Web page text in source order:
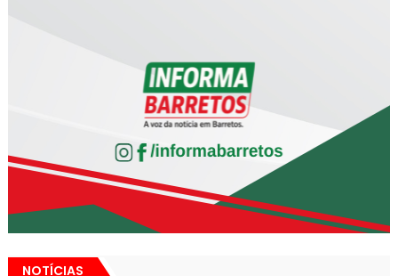
NOTÍCIAS